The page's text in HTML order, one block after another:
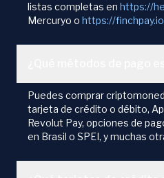
listas completas en https://
Mercuryo o https://
Puedes comprar
tarjeta de crédito o débito,
Revolut Pay, opciones de
en Brasil o SPEI, y muchas